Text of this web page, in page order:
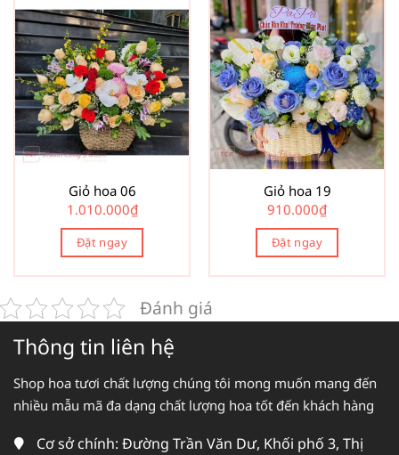
Giỏ hoa 06
1.010.000₫
Đặt ngay
Giỏ hoa 19
910.000₫
Đặt ngay
Đánh giá
Thông tin liên hệ
Shop hoa tươi chất lượng chúng tôi mong muốn mang đến
nhiều mẫu mã đa dạng chất lượng hoa tốt đến khách hàng
Cơ sở chính: Đường Trần Văn Dư, Khối phố 3, Thị